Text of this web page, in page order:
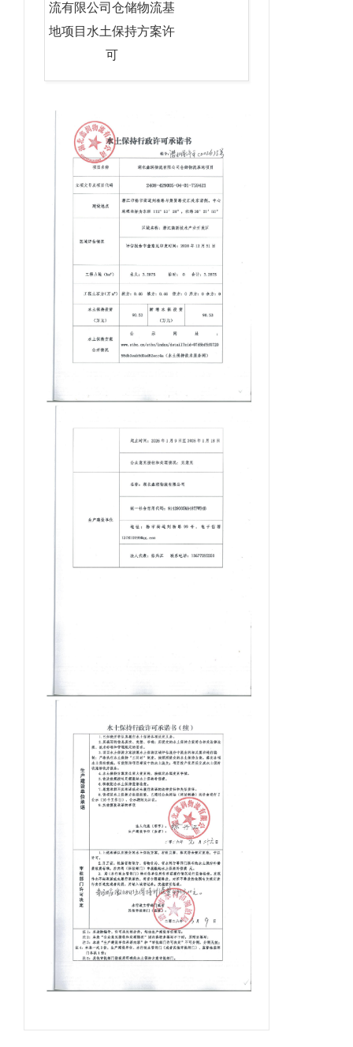
流有限公司仓储物流基
地项目水土保持方案许
可